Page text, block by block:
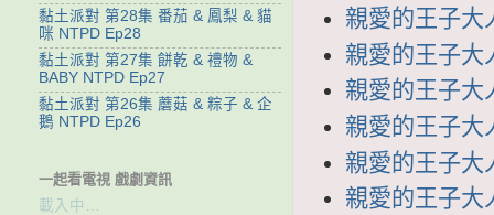
親愛的王子大
親愛的王子大
親愛的王子大
親愛的王子大
親愛的王子大
親愛的王子大
黏土派對 第28集 番茄 & 鳳梨 & 貓
咪 NTPD Ep28
黏土派對 第27集 餅乾 & 禮物 &
BABY NTPD Ep27
黏土派對 第26集 蘑菇 & 粽子 & 企
鵝 NTPD Ep26
一起看電視 戲劇資訊
載入中…